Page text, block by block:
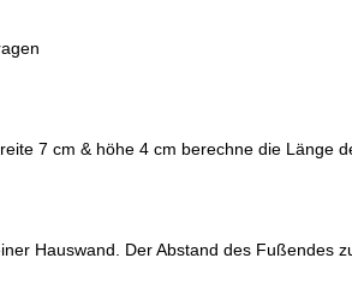
7 cm & höhe 4 cm berechne die Länge
Hauswand. Der Abstand des Fußendes